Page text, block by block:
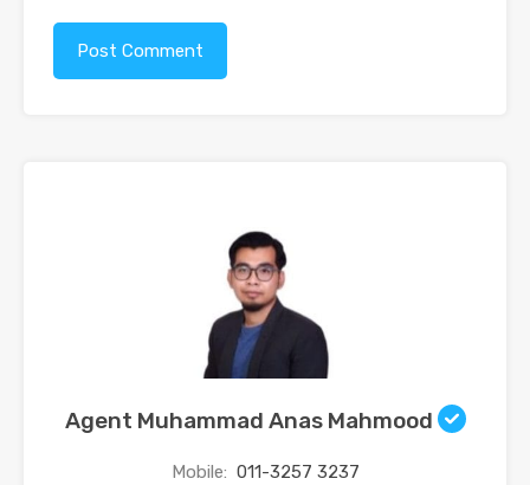
Agent Muhammad Anas Mahmood
Mobile: 011-3257 3237